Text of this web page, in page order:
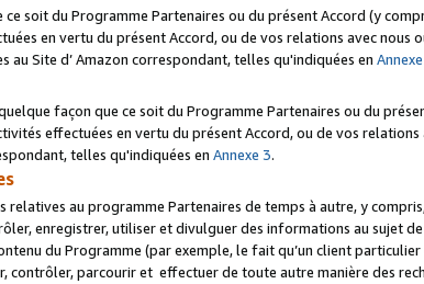
soit du Programme Partenaires ou du présent Accord (y
en vertu du présent Accord, ou de vos relations avec nous
Site d’ Amazon correspondant, telles qu'indiquées en
façon que ce soit du Programme Partenaires ou du
effectuées en vertu du présent Accord, ou de vos
telles qu'indiquées en Annexe 3.
au programme Partenaires de temps à autre, y
enregistrer, utiliser et divulguer des informations au sujet
du Programme (par exemple, le fait qu’un client
contrôler, parcourir et effectuer de toute autre manière des